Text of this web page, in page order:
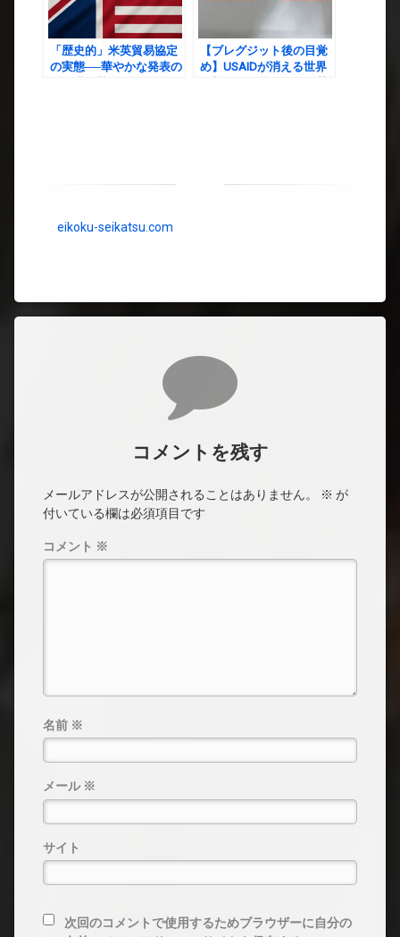
「歴史的」米英貿易協定
の実態──華やかな発表の
【ブレグジット後の目覚
め】USAIDが消える世界
eikoku-seikatsu.com
コメントを残す
メールアドレスが公開されることはありません。 ※ が
付いている欄は必須項目です
コメント ※
名前 ※
メール ※
サイト
次回のコメントで使用するためブラウザーに自分の